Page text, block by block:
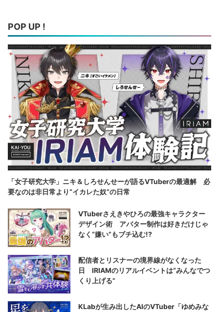
POP UP !
「女子研究大学」ニキ＆しろせんせーが語るVTuberの最適解 必
要なのは非日常より“イカレた奴”の日常
VTuberさえきやひろの最強キャラクター
デザイン術 アバター制作は好きだけじゃ
なく“嫌い”もブチ込む!?
配信者とリスナーの境界線がなくなった
日 IRIAMのリアルイベントは“みんなでつ
くり上げる”
KLabが生み出したAIのVTuber「ゆめみな